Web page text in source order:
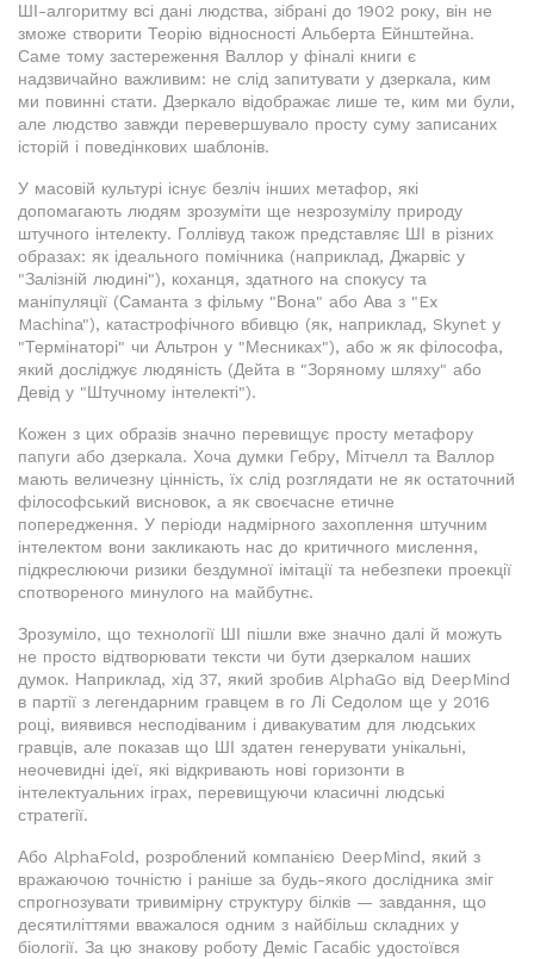
ШІ-алгоритму всі дані людства, зібрані до 1902 року, він не
зможе створити Теорію відносності Альберта Ейнштейна.
Саме тому застереження Валлор у фіналі книги є
надзвичайно важливим: не слід запитувати у дзеркала, ким
ми повинні стати. Дзеркало відображає лише те, ким ми були,
але людство завжди перевершувало просту суму записаних
історій і поведінкових шаблонів.
У масовій культурі існує безліч інших метафор, які
допомагають людям зрозуміти ще незрозумілу природу
штучного інтелекту. Голлівуд також представляє ШІ в різних
образах: як ідеального помічника (наприклад, Джарвіс у
"Залізній людині"), коханця, здатного на спокусу та
маніпуляції (Саманта з фільму "Вона" або Ава з "Ex
Machina"), катастрофічного вбивцю (як, наприклад, Skynet у
"Термінаторі" чи Альтрон у "Месниках"), або ж як філософа,
який досліджує людяність (Дейта в "Зоряному шляху" або
Девід у "Штучному інтелекті").
Кожен з цих образів значно перевищує просту метафору
папуги або дзеркала. Хоча думки Гебру, Мітчелл та Валлор
мають величезну цінність, їх слід розглядати не як остаточний
філософський висновок, а як своєчасне етичне
попередження. У періоди надмірного захоплення штучним
інтелектом вони закликають нас до критичного мислення,
підкреслюючи ризики бездумної імітації та небезпеки проекції
спотвореного минулого на майбутнє.
Зрозуміло, що технології ШІ пішли вже значно далі й можуть
не просто відтворювати тексти чи бути дзеркалом наших
думок. Наприклад, хід 37, який зробив AlphaGo від DeepMind
в партії з легендарним гравцем в го Лі Седолом ще у 2016
році, виявився несподіваним і дивакуватим для людських
гравців, але показав що ШІ здатен генерувати унікальні,
неочевидні ідеї, які відкривають нові горизонти в
інтелектуальних іграх, перевищуючи класичні людські
стратегії.
Або AlphaFold, розроблений компанією DeepMind, який з
вражаючою точністю і раніше за будь-якого дослідника зміг
спрогнозувати тривимірну структуру білків — завдання, що
десятиліттями вважалося одним з найбільш складних у
біології. За цю знакову роботу Деміс Гасабіс удостоївся